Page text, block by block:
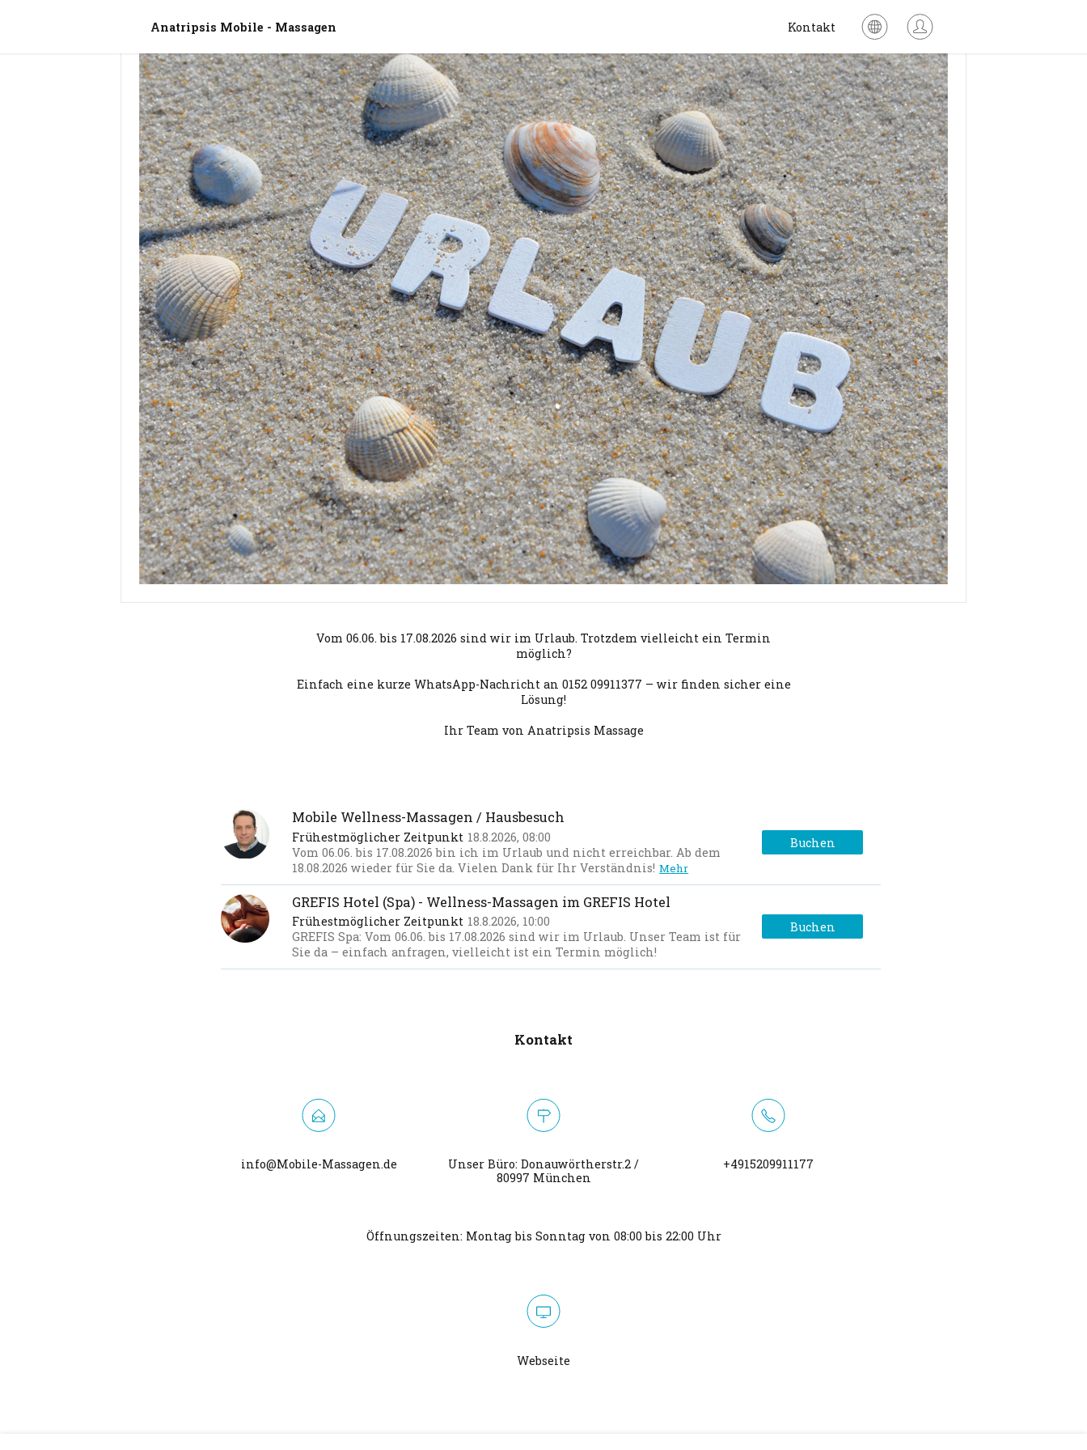
Anatripsis Mobile - Massagen Kontakt
Vom 06.06. bis 17.08.2026 sind wir im Urlaub. Trotzdem vielleicht ein Termin
möglich?
Einfach eine kurze WhatsApp-Nachricht an 0152 09911377 – wir finden sicher eine
Lösung!
Ihr Team von Anatripsis Massage
Mobile Wellness-Massagen / Hausbesuch
Frühestmöglicher Zeitpunkt 18.8.2026, 08:00 Buchen
Vom 06.06. bis 17.08.2026 bin ich im Urlaub und nicht erreichbar. Ab dem
18.08.2026 wieder für Sie da. Vielen Dank für Ihr Verständnis! Mehr
GREFIS Hotel (Spa) - Wellness-Massagen im GREFIS Hotel
Frühestmöglicher Zeitpunkt 18.8.2026, 10:00 Buchen
GREFIS Spa: Vom 06.06. bis 17.08.2026 sind wir im Urlaub. Unser Team ist für
Sie da – einfach anfragen, vielleicht ist ein Termin möglich!
Kontakt
info@Mobile-Massagen.de
Unser Büro: Donauwörtherstr.2 /
80997 München
+4915209911177
Öffnungszeiten: Montag bis Sonntag von 08:00 bis 22:00 Uhr
Webseite